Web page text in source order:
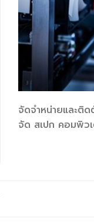
จัดจำหน่ายและติ
จัด สเปก คอมพิว